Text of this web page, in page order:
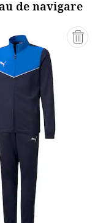
de navigare